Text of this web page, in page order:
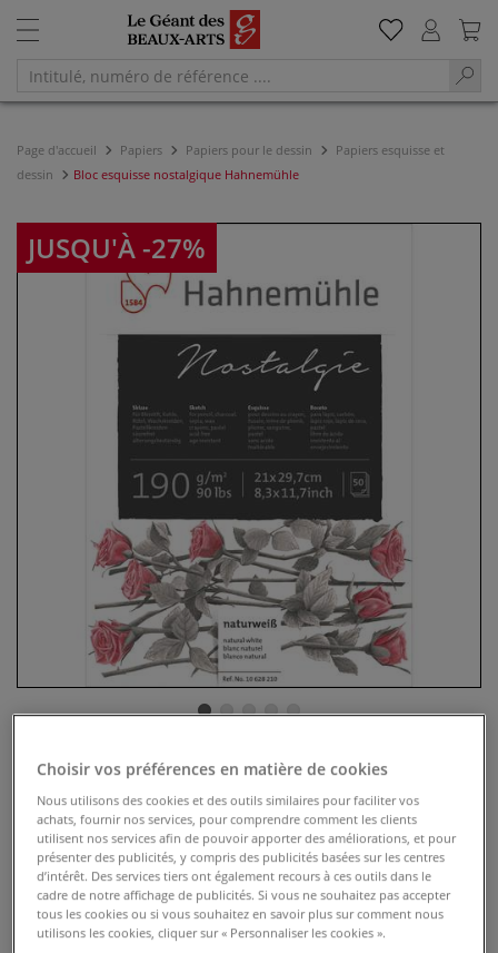
Page d'accueil Papiers Papiers pour le dessin
Papiers esquisse et
dessin
Bloc esquisse nostalgique Hahnemühle
JUSQU'À -27%
Bloc esquisse nostalgique
Hahnemühle
1 Commentaire
Ce bloc esquisse collé en-tête contient des feuilles “blanc
ivoire” de grammage 190 g/m2 présentant une surface très
mate. Il sera un excellent support pour vos dessins aux
Choisir vos préférences en matière de cookies
Nous utilisons des cookies et des outils similaires pour faciliter vos
achats, fournir nos services, pour comprendre comment les clients
utilisent nos services afin de pouvoir apporter des améliorations, et pour
présenter des publicités, y compris des publicités basées sur les centres
d’intérêt. Des services tiers ont également recours à ces outils dans le
cadre de notre affichage de publicités. Si vous ne souhaitez pas accepter
tous les cookies ou si vous souhaitez en savoir plus sur comment nous
utilisons les cookies, cliquer sur « Personnaliser les cookies ».